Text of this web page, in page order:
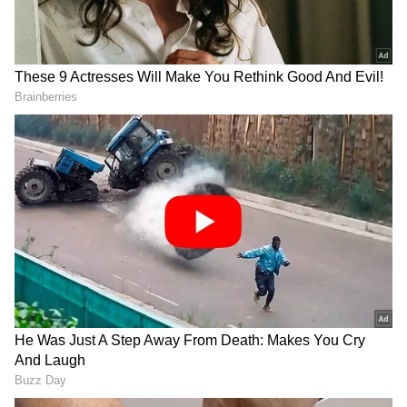
Related Articles
ಬಾಗಲಕೋಟೆಯಲ್ಲೇ ಚರ್ಚೆಗೆ ಬನ್ನಿ: ಸಂಸದ
ಕಾರಜೋಳರಿಂದ ಸಚಿವ ಎಂ.ಬಿ.ಪಾಟೀಲ್‌ಗೆ ಪ್ರತಿ
ಸವಾಲು
ಅರವಿಂದ ಬೆಲ್ಲದ್‌ ಕೇಂದ್ರ ಸರ್ಕಾರದ ತಾರತಮ್ಯ ಬಗ್ಗೆ
ಪ್ರಸ್ತಾಪಿಸಲಿ: ಸಚಿವ ಎಂ.ಬಿ.ಪಾಟೀಲ್‌
DOWNLOAD APP